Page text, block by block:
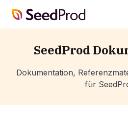
SeedProd
SeedProd
Dokumentation,
für